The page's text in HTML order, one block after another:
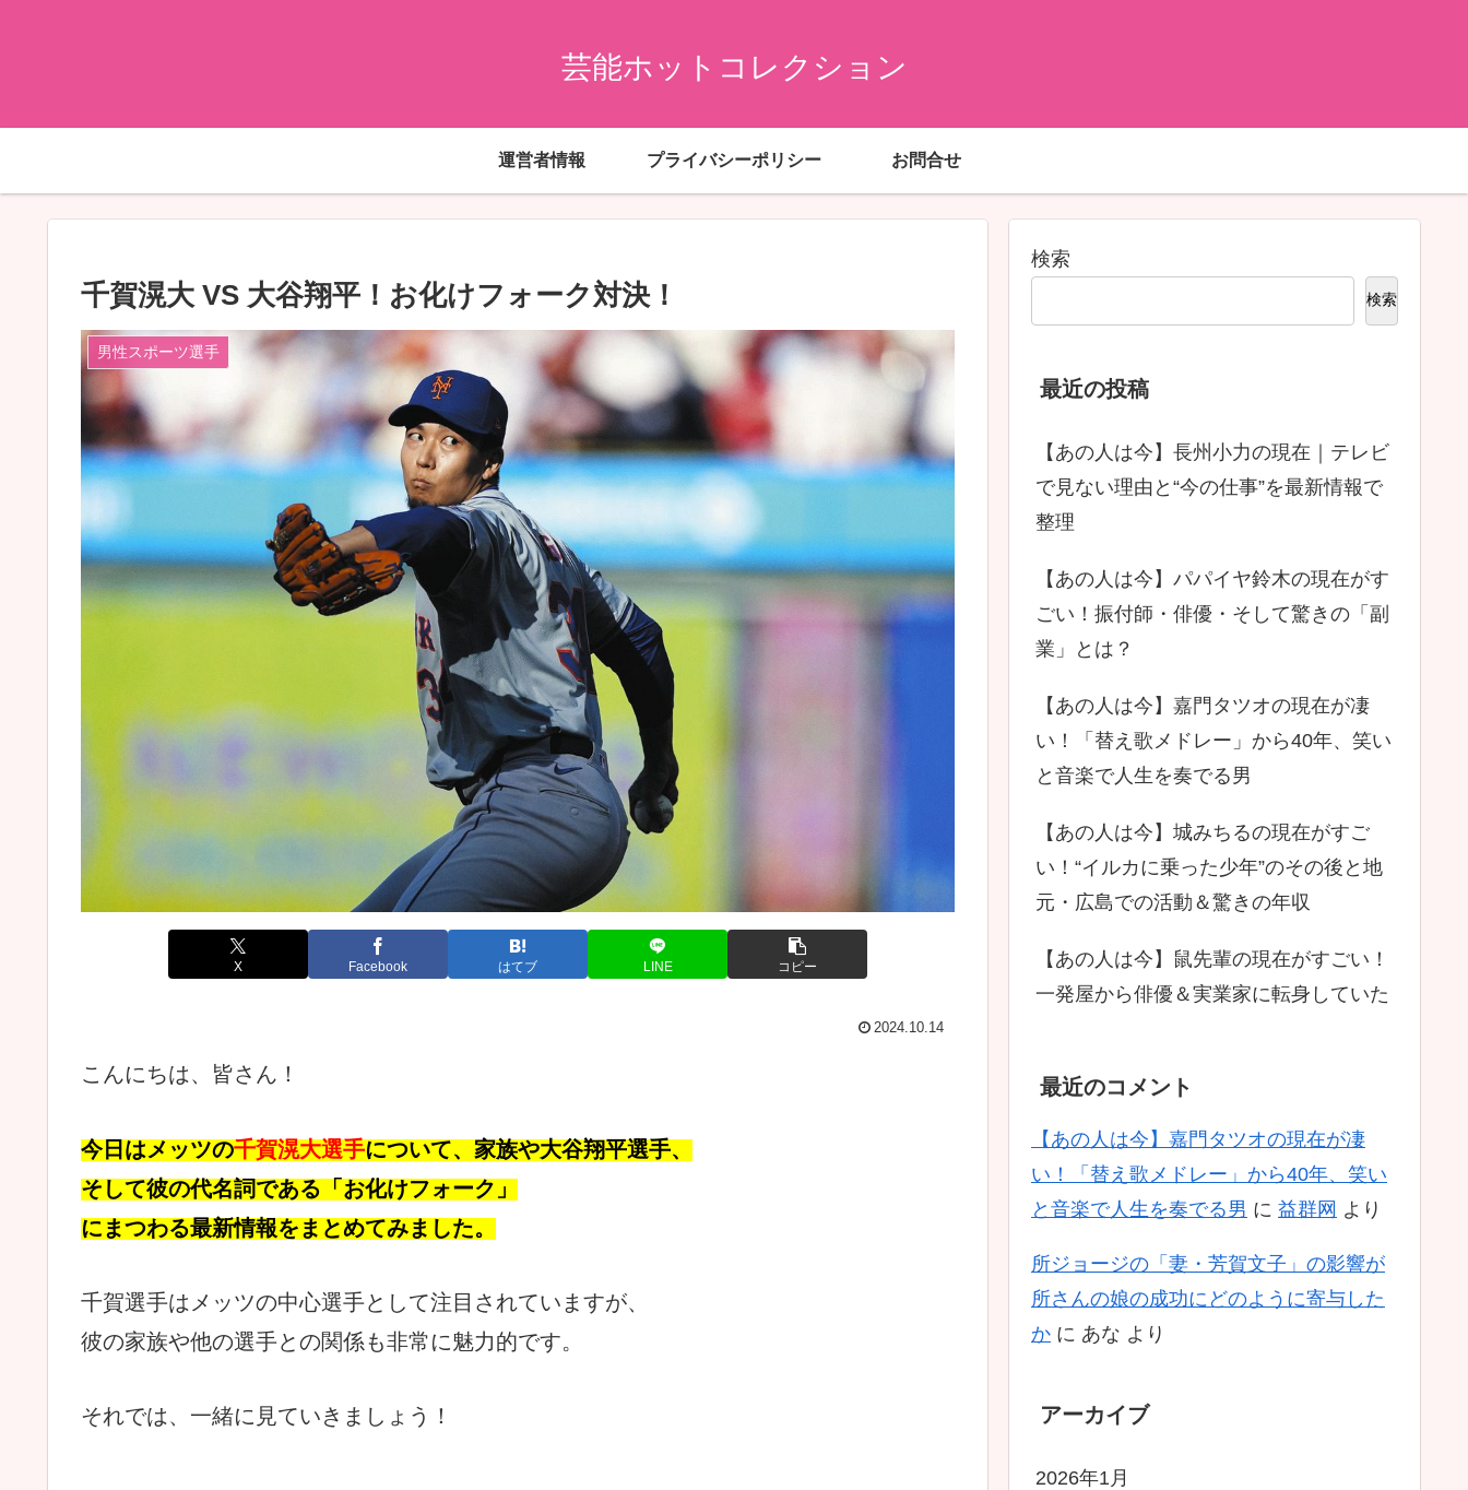
芸能ホットコレクション
運営者情報 プライバシーポリシー お問合せ
千賀滉大 VS 大谷翔平！お化けフォーク対決！
男性スポーツ選手
X Facebook はてブ LINE コピー
2024.10.14
こんにちは、皆さん！
今日はメッツの千賀滉大選手について、家族や大谷翔平選手、
そして彼の代名詞である「お化けフォーク」
にまつわる最新情報をまとめてみました。
千賀選手はメッツの中心選手として注目されていますが、
彼の家族や他の選手との関係も非常に魅力的です。
それでは、一緒に見ていきましょう！
検索
検索
最近の投稿
【あの人は今】長州小力の現在｜テレビ
で見ない理由と“今の仕事”を最新情報で
整理
【あの人は今】パパイヤ鈴木の現在がす
ごい！振付師・俳優・そして驚きの「副
業」とは？
【あの人は今】嘉門タツオの現在が凄
い！「替え歌メドレー」から40年、笑い
と音楽で人生を奏でる男
【あの人は今】城みちるの現在がすご
い！“イルカに乗った少年”のその後と地
元・広島での活動＆驚きの年収
【あの人は今】鼠先輩の現在がすごい！
一発屋から俳優＆実業家に転身していた
最近のコメント
【あの人は今】嘉門タツオの現在が凄
い！「替え歌メドレー」から40年、笑い
と音楽で人生を奏でる男 に 益群网 より
所ジョージの「妻・芳賀文子」の影響が
所さんの娘の成功にどのように寄与した
か に あな より
アーカイブ
2026年1月